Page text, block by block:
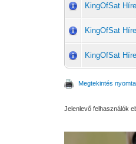
KingOfSat
KingOfSat
KingOfSat
Megtekintés
Jelenlevő felhasználók